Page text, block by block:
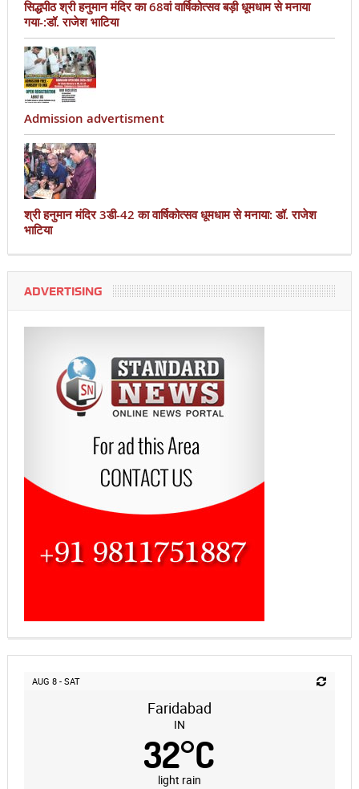
सिद्धपीठ श्री हनुमान मंदिर का 68वां वार्षिकोत्सव बड़ी धूमधाम से मनाया
गया-:डॉ. राजेश भाटिया
Admission advertisment
श्री हनुमान मंदिर 3डी-42 का वार्षिकोत्सव धूमधाम से मनाया: डॉ. राजेश
भाटिया
ADVERTISING
AUG 8 - SAT
Faridabad
IN
32°C
light rain